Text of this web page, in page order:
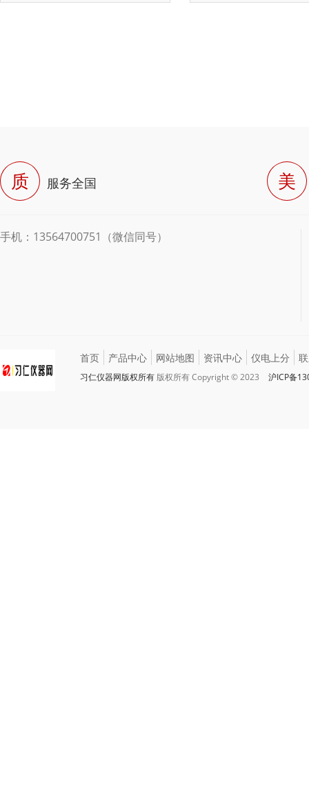
质 服务全国 美
手机：13564700751（微信同号）
首页 产品中心 网站地图 资讯中心 仪电上分
习仁仪器网版权所有 版权所有 Copyright © 2023 沪ICP备